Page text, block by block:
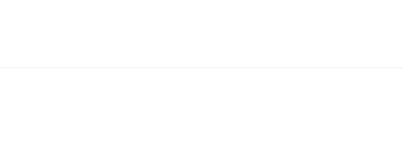
跳ね上げ式アームレスト 3Dヘッドレスト ハンガー付き 高反発クッ